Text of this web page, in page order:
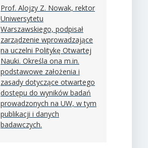
Prof. Alojzy Z. Nowak, rektor
Uniwersytetu
Warszawskiego, podpisał
zarządzenie wprowadzające
na uczelni Politykę Otwartej
Nauki. Określa ona m.in.
podstawowe założenia i
zasady dotyczące otwartego
dostępu do wyników badań
prowadzonych na UW, w tym
publikacji i danych
badawczych.